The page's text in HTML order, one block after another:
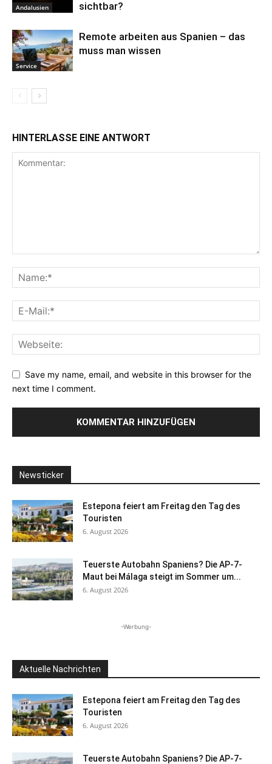
Andalusien sichtbar?
Service
Remote arbeiten aus Spanien – das
muss man wissen
HINTERLASSE EINE ANTWORT
Save my name, email, and website in this browser for the
next time I comment.
Newsticker
Estepona feiert am Freitag den Tag des
Touristen
6. August 2026
Teuerste Autobahn Spaniens? Die AP-7-
Maut bei Málaga steigt im Sommer um...
6. August 2026
-Werbung-
Aktuelle Nachrichten
Estepona feiert am Freitag den Tag des
Touristen
6. August 2026
Teuerste Autobahn Spaniens? Die AP-7-